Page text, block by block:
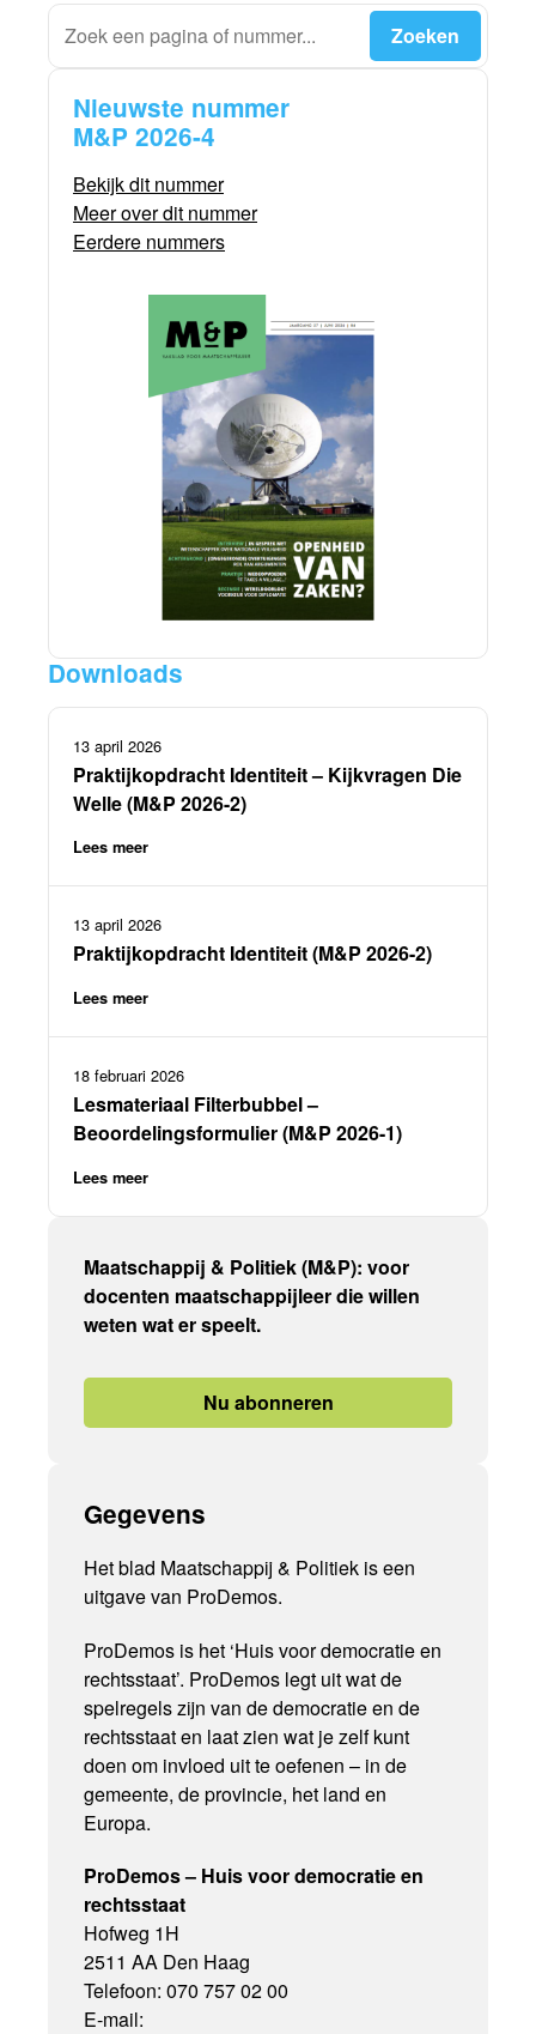
Nieuwste nummer
M&P 2026-4
Bekijk dit nummer
Meer over dit nummer
Eerdere nummers
Downloads
13 april 2026
Praktijkopdracht Identiteit – Kijkvragen Die
Welle (M&P 2026-2)
Lees meer
13 april 2026
Praktijkopdracht Identiteit (M&P 2026-2)
Lees meer
18 februari 2026
Lesmateriaal Filterbubbel –
Beoordelingsformulier (M&P 2026-1)
Lees meer
Maatschappij & Politiek (M&P): voor
docenten maatschappijleer die willen
weten wat er speelt.
Nu abonneren
Gegevens
Het blad Maatschappij & Politiek is een
uitgave van ProDemos.
ProDemos is het ‘Huis voor democratie en
rechtsstaat’. ProDemos legt uit wat de
spelregels zijn van de democratie en de
rechtsstaat en laat zien wat je zelf kunt
doen om invloed uit te oefenen – in de
gemeente, de provincie, het land en
Europa.
ProDemos – Huis voor democratie en
rechtsstaat
Hofweg 1H
2511 AA Den Haag
Telefoon: 070 757 02 00
E-mail: